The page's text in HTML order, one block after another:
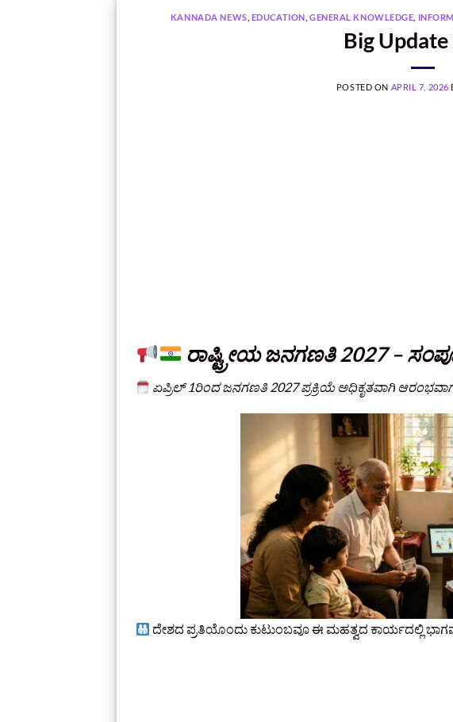
KANNADA NEWS EDUCATION GENERAL KNOWLEDGE
Big
POSTED ON APRIL 7, 2026
ರಾಷ್ಟ್ರೀಯ ಜನಗಣತಿ 2027 –
ಏಪ್ರಿಲ್‌ 1ರಿಂದ ಜನಗಣತಿ 2027 ಪ್ರಕ್ರಿಯೆ ಅಧಿಕೃತವಾಗಿ
ದೇಶದ ಪ್ರತಿಯೊಂದು ಕುಟುಂಬವೂ ಈ ಮಹತ್ವದ ಕಾರ್ಯದಲ್ಲಿ